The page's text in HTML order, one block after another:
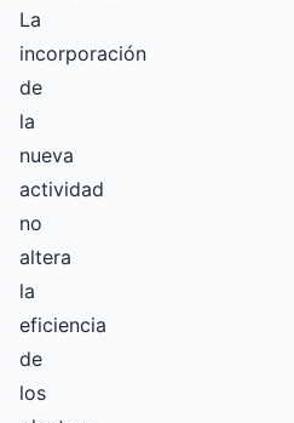
La
incorporación
de
la
nueva
actividad
no
altera
la
eficiencia
de
los